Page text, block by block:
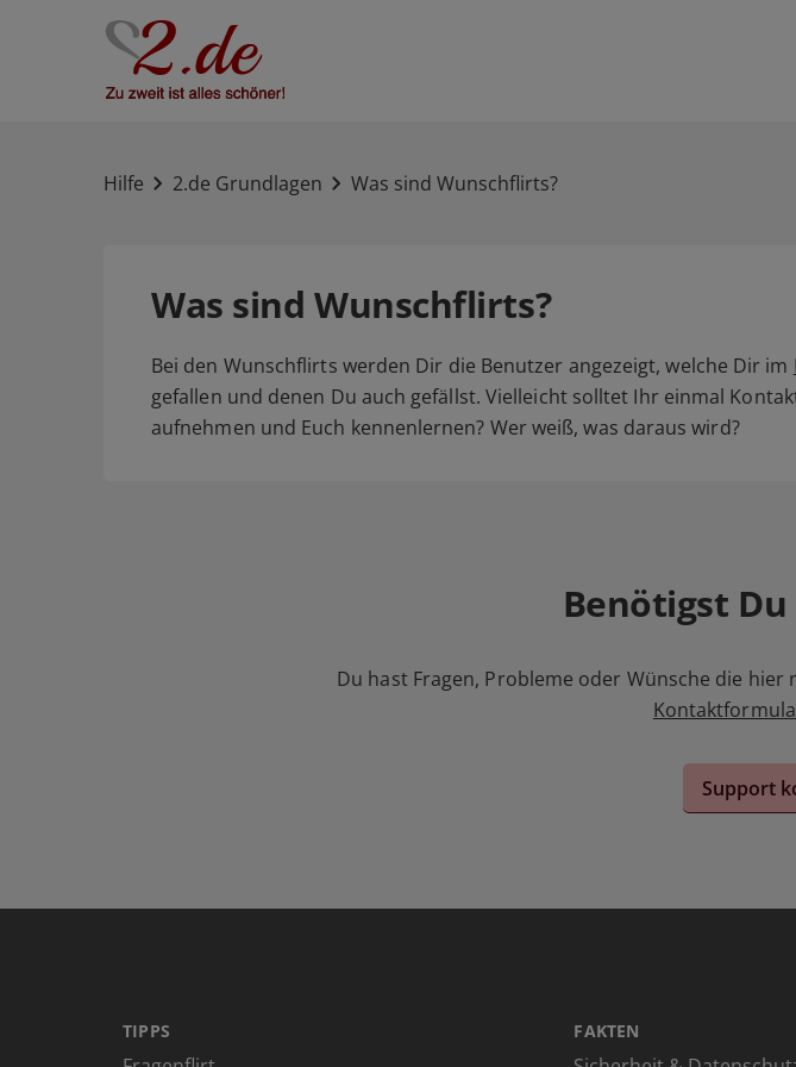
Hilfe 2.de Grundlagen Was sind Wunschflirts?
Was sind Wunschflirts?
Bei den Wunschflirts werden Dir die Benutzer angezeigt, welche Dir im
gefallen und denen Du auch gefällst. Vielleicht solltet Ihr einmal
aufnehmen und Euch kennenlernen? Wer weiß, was daraus wird?
Benötigst
Du hast Fragen, Probleme oder Wünsche die
Support
TIPPS FAKTEN